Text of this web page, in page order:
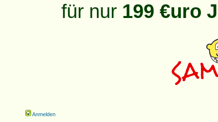
für nur 199 €uro
Anmelden